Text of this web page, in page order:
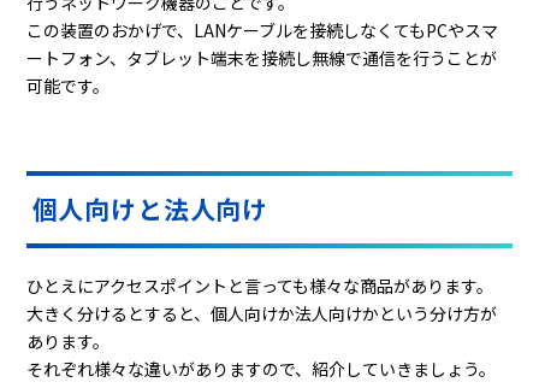
この装置のおかげで、LANケーブルを接続しなくてもPCやスマ
ートフォン、タブレット端末を接続し無線で通信を行うことが
可能です。
個人向けと法人向け
ひとえにアクセスポイントと言っても様々な商品があります。
大きく分けるとすると、個人向けか法人向けかという分け方が
あります。
それぞれ様々な違いがありますので、紹介していきましょう。